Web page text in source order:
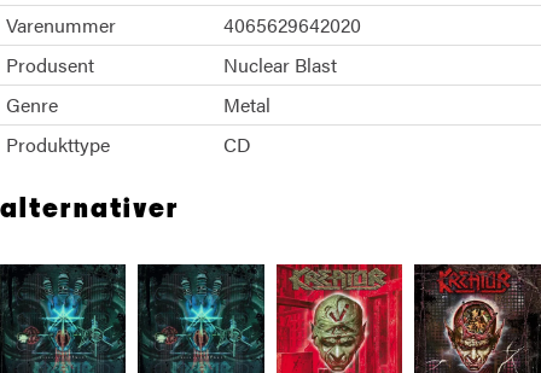
Varenummer
4065629642020
Produsent
Nuclear Blast
Genre
Metal
Produkttype
CD
alternativer